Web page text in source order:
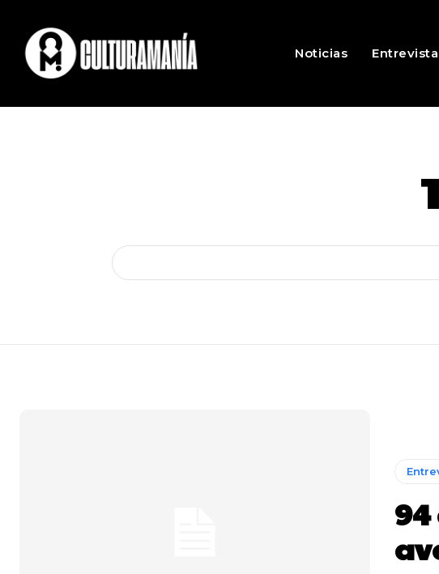
Noticias